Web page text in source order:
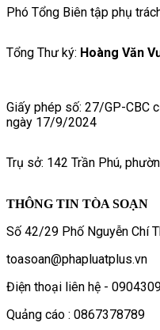
Phó Tổng Biên tập phụ
Tổng Thư ký: Hoàng Văn
Giấy phép số: 27/GP-CBC
ngày 17/9/2024
Trụ sở: 142 Trần Phú,
THÔNG TIN TÒA SOẠN
Số 42/29 Phố Nguyễn Chí
toasoan@phapluatplus.vn
Điện thoại liên hệ -
Quảng cáo : 0867378789